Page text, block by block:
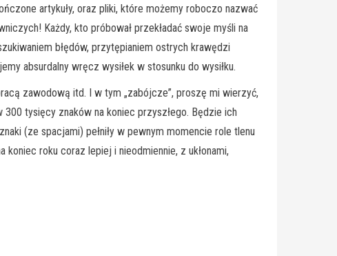
artykuły, oraz pliki, które możemy roboczo nazwać
Każdy, kto próbował przekładać swoje myśli na
błędów, przytępianiem ostrych krawędzi
absurdalny wręcz wysiłek w stosunku do wysiłku.
zawodową itd. I w tym „zabójcze”, proszę mi wierzyć,
tysięcy znaków na koniec przyszłego. Będzie ich
(ze spacjami) pełniły w pewnym momencie role tlenu
roku coraz lepiej i nieodmiennie, z ukłonami,